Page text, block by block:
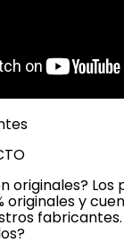
originales? Los
originales y